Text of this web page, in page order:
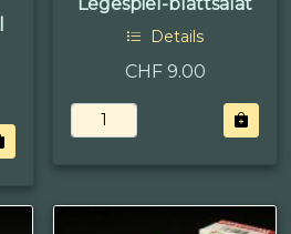
Details
CHF 9.00